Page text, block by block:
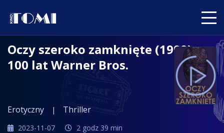
Oczy szeroko zamknięte (1999) -
100 lat Warner Bros.
Erotyczny Thriller
2023-11-07 2 godz 39 min